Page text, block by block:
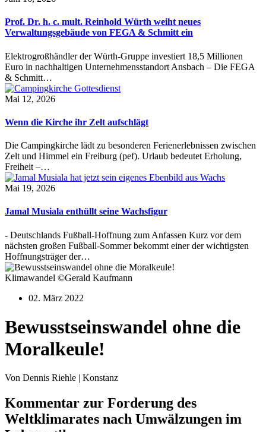
Prof. Dr. h. c. mult. Reinhold Würth weiht neues
Verwaltungsgebäude von FEGA & Schmitt ein
Elektrogroßhändler der Würth-Gruppe investiert 18,5 Millionen
Euro in nachhaltigen Unternehmensstandort Ansbach – Die FEGA
& Schmitt…
Mai 12, 2026
Wenn die Kirche ihr Zelt aufschlägt
Die Campingkirche lädt zu besonderen Ferienerlebnissen zwischen
Zelt und Himmel ein Freiburg (pef). Urlaub bedeutet Erholung,
Freiheit –…
Mai 19, 2026
Jamal Musiala enthüllt seine Wachsfigur
- Deutschlands Fußball-Hoffnung zum Anfassen Kurz vor dem
nächsten großen Fußball-Sommer bekommt einer der wichtigsten
Hoffnungsträger der…
Klimawandel ©Gerald Kaufmann
02. März 2022
Bewusstseinswandel ohne die
Moralkeule!
Von Dennis Riehle | Konstanz
Kommentar zur Forderung des
Weltklimarates nach Umwälzungen im